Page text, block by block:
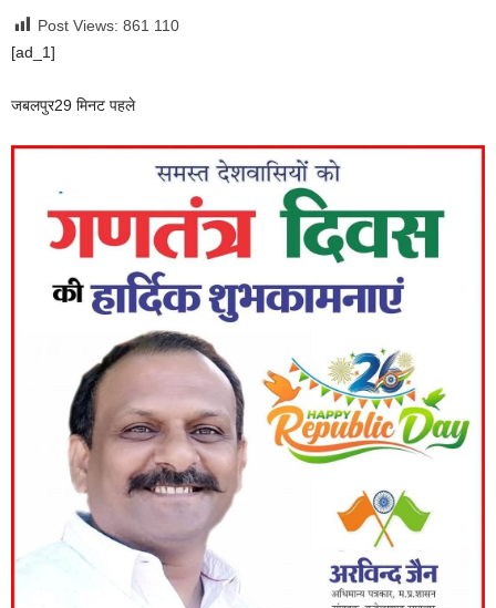
Post Views: 861 110
[ad_1]
जबलपुर29 मिनट पहले